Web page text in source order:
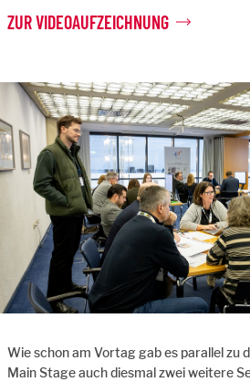
ZUR VIDEOAUFZEICHNUNG
Wie schon am Vortag gab es parallel zu
Main Stage auch diesmal zwei weitere